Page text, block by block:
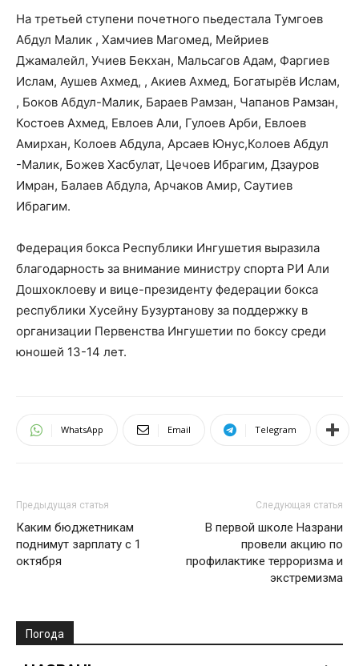
На третьей ступени почетного пьедестала Тумгоев
Абдул Малик , Хамчиев Магомед, Мейриев
Джамалейл, Учиев Бекхан, Мальсагов Адам, Фаргиев
Ислам, Аушев Ахмед, , Акиев Ахмед, Богатырёв Ислам,
, Боков Абдул-Малик, Бараев Рамзан, Чапанов Рамзан,
Костоев Ахмед, Евлоев Али, Гулоев Арби, Евлоев
Амирхан, Колоев Абдула, Арсаев Юнус,Колоев Абдул
-Малик, Божев Хасбулат, Цечоев Ибрагим, Дзауров
Имран, Балаев Абдула, Арчаков Амир, Саутиев
Ибрагим.
Федерация бокса Республики Ингушетия выразила
благодарность за внимание министру спорта РИ Али
Дошхоклоеву и вице-президенту федерации бокса
республики Хусейну Бузуртанову за поддержку в
организации Первенства Ингушетии по боксу среди
юношей 13-14 лет.
WhatsApp Email Telegram
Предыдущая статья
Каким бюджетникам
поднимут зарплату с 1
октября
Следующая статья
В первой школе Назрани
провели акцию по
профилактике терроризма и
экстремизма
Погода